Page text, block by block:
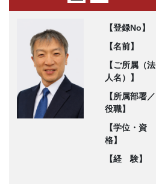
【登録No】
【名前】
【ご所属（法
人名）】
【所属部署／
役職】
【学位・資
格】
【経 験】